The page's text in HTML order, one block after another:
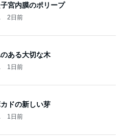
宮内膜のポリープ
2日前
ある大切な木
1日前
ドの新しい芽
1日前